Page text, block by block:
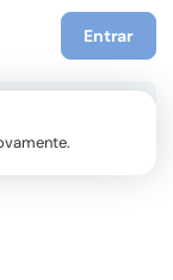
Entrar